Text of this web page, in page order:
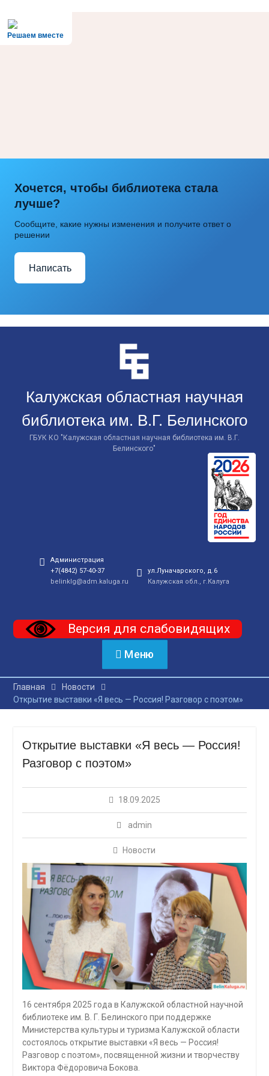
Решаем вместе
Хочется, чтобы библиотека стала
лучше?
Сообщите, какие нужны изменения и получите ответ о
решении
Написать
Калужская областная научная
библиотека им. В.Г. Белинского
ГБУК КО "Калужская областная научная библиотека им. В.Г.
Белинского"
Администрация
+7(4842) 57-40-37
belinklg@adm.kaluga.ru
ул.Луначарского, д.6
Калужская обл., г.Калуга
Версия для слабовидящих
Меню
Главная
Новости
Открытие выставки «Я весь — Россия! Разговор с поэтом»
Открытие выставки «Я весь — Россия!
Разговор с поэтом»
18.09.2025
admin
Новости
16 сентября 2025 года в Калужской областной научной
библиотеке им. В. Г. Белинского при поддержке
Министерства культуры и туризма Калужской области
состоялось открытие выставки «Я весь — Россия!
Разговор с поэтом», посвященной жизни и творчеству
Виктора Фёдоровича Бокова.